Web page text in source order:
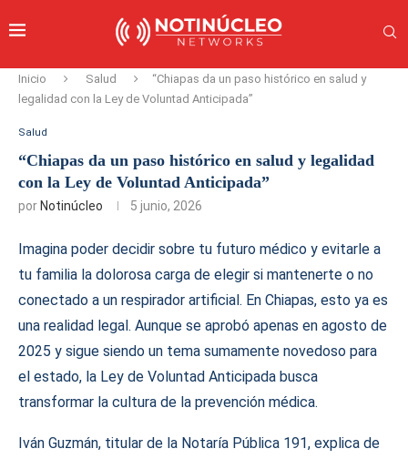
Inicio Salud
“Chiapas da un paso histórico en salud y
legalidad con la Ley de Voluntad Anticipada”
Salud
“Chiapas da un paso histórico en salud y legalidad
con la Ley de Voluntad Anticipada”
por Notinúcleo 5 junio, 2026
Imagina poder decidir sobre tu futuro médico y evitarle a
tu familia la dolorosa carga de elegir si mantenerte o no
conectado a un respirador artificial. En Chiapas, esto ya es
una realidad legal. Aunque se aprobó apenas en agosto de
2025 y sigue siendo un tema sumamente novedoso para
el estado, la Ley de Voluntad Anticipada busca
transformar la cultura de la prevención médica.
Iván Guzmán, titular de la Notaría Pública 191, explica de